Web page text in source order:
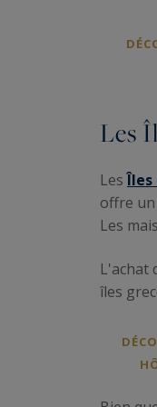
Les
LesÎles
offre un
Les
L'achat
îles